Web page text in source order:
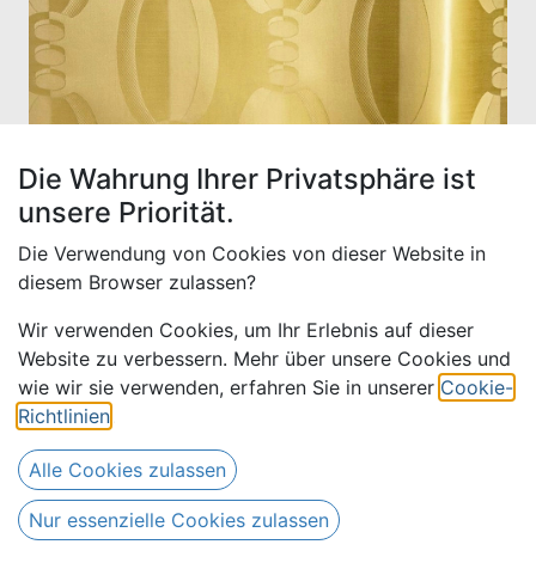
Drews Or 2680-hellgold
19,00€
Nur 15 Meter auf Lager.
19,00€Meter)
Die Wahrung Ihrer Privatsphäre ist
unsere Priorität.
Die Verwendung von Cookies von dieser Website in
diesem Browser zulassen?
Wir verwenden Cookies, um Ihr Erlebnis auf dieser
Website zu verbessern. Mehr über unsere Cookies und
wie wir sie verwenden, erfahren Sie in unserer Cookie-
Richtlinien
Alle Cookies zulassen
Nur essenzielle Cookies zulassen